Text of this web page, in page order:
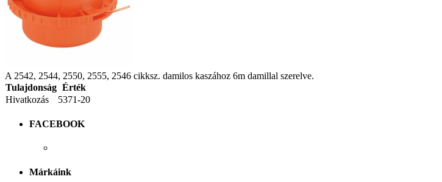
A 2542, 2544, 2550, 2555, 2546 cikksz. damilos kaszához 6m damillal szerelve.
Tulajdonság Érték
Hivatkozás
5371-20
FACEBOOK
Márkáink